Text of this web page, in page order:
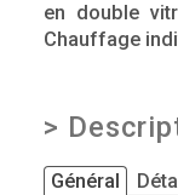
en double
Chauffage
>
Général